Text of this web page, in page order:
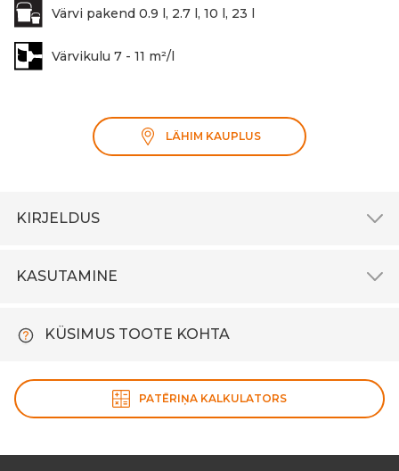
Värvi pakend 0.9 l, 2.7 l, 10 l, 23 l
Värvikulu 7 - 11 m²/l
LÄHIM KAUPLUS
KIRJELDUS
KASUTAMINE
KÜSIMUS TOOTE KOHTA
PATĒRIŅA KALKULATORS